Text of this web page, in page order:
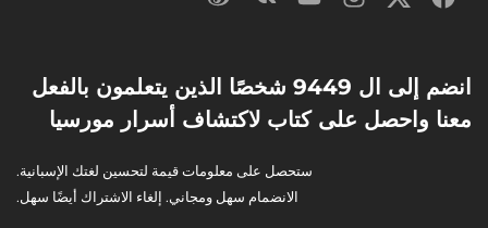
انضم إلى ال 9449 شخصًا الذين يتعلمون بالفعل
معنا واحصل على كتاب لاكتشاف أسرار مورسيا
ستحصل على معلومات قيمة لتحسين لغتك الإسبانية.
الانضمام سهل ومجاني. إلغاء الاشتراك أيضًا سهل.